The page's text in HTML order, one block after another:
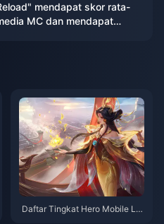
mendapat skor rata-
MC dan mendapat
Daftar Tingkat Hero Mobile Le